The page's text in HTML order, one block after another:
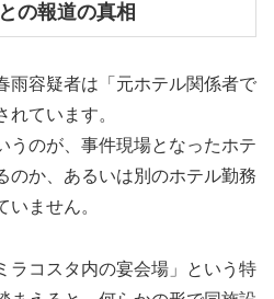
の報道の真相
雨容疑者は「元ホテル関係者で
ています。
うのが、事件現場となったホテ
のか、あるいは別のホテル勤務
ません。
ラコスタ内の宴会場」という特